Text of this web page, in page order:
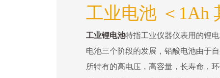
工业电池 ＜1Ah
工业锂电池特指工业仪器仪表用的锂
电池三个阶段的发展，铅酸电池由于
所特有的高电压，高容量，长寿命，